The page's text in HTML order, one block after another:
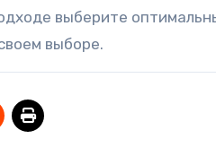
выберите
выборе.